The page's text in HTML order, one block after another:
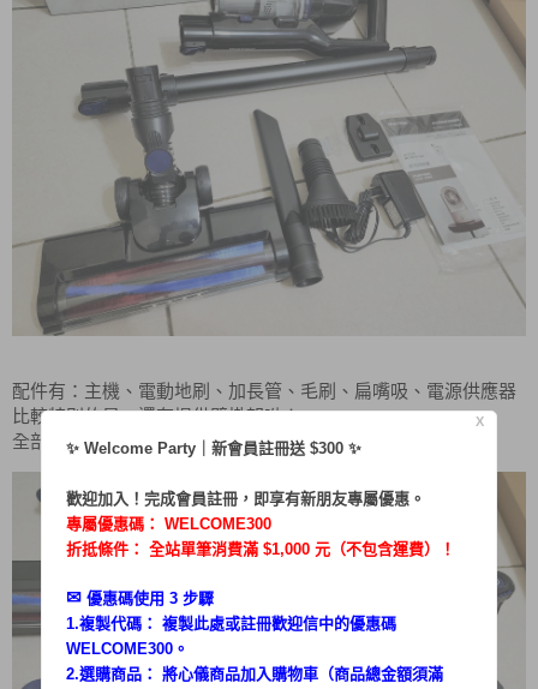
配件有： 主機、電動地刷、加長管、毛刷、扁嘴吸、電源供應器
比較特別的是，還有提供壁掛架呦！
全部無須加購，通通都有啦！！
X
✨ Welcome Party｜新會員註冊送 $300 ✨
歡迎加入！完成會員註冊，即享有新朋友專屬優惠。
專屬優惠碼： WELCOME300
折抵條件： 全站單筆消費滿 $1,000 元（不包含運費）！
✉︎ 優惠碼使用 3 步驟
1.複製代碼： 複製此處或註冊歡迎信中的優惠碼
WELCOME300。
2.選購商品： 將心儀商品加入購物車（商品總金額須滿